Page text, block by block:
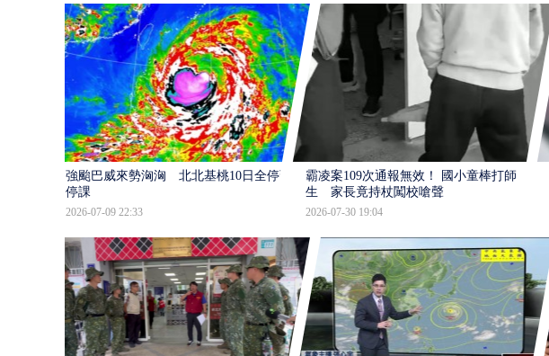
強颱巴威來勢洶洶 北北基桃10日全停班
停課
2026-07-09 22:33
霸凌案109次通報無效！ 國小童棒打師
生 家長竟持杖闖校嗆聲
2026-07-30 19:04